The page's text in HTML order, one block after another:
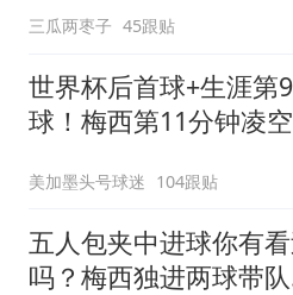
三瓜两枣子 45跟贴
世界杯后首球+生涯第
球！梅西第11分钟凌空
美加墨头号球迷 104跟贴
五人包夹中进球你有
吗？梅西独进两球带队